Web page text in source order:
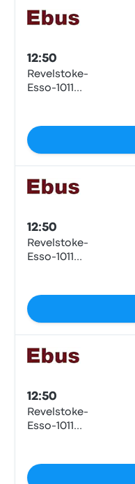
12:50
Revelstoke-
Esso-1011
12:50
Revelstoke-
Esso-1011
12:50
Revelstoke-
Esso-1011